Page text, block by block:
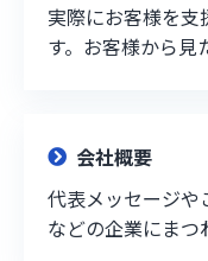
実際にお客様を支
す。お客様から見
会社概要
代表メッセージや
などの企業にまつ